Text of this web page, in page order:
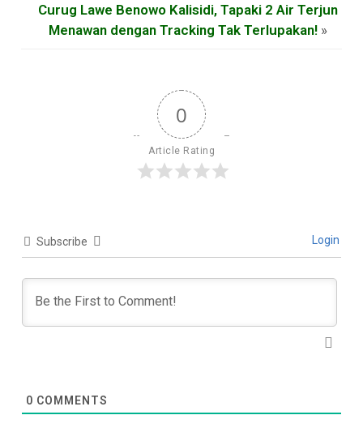
Curug Lawe Benowo Kalisidi, Tapaki 2 Air Terjun
Menawan dengan Tracking Tak Terlupakan!»
0
Article Rating
Subscribe Login
0 COMMENTS